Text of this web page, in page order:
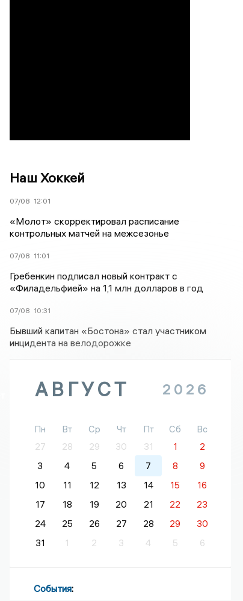
Наш Хоккей
07/08 12:01
«Молот» скорректировал расписание
контрольных матчей на межсезонье
07/08 11:01
Гребенкин подписал новый контракт с
«Филадельфией» на 1,1 млн долларов в год
07/08 10:31
Бывший капитан «Бостона» стал участником
инцидента на велодорожке
АВГУСТ 2026
Пн Вт Ср Чт Пт Сб
Вс
27
28 29 30 31 1
2
3
4 5 6 7 8
9
10
11 12 13 14 15
16
17
18 19 20 21 22
23
24
25 26 27 28 29
30
31
1 2 3 4 5 6
События: